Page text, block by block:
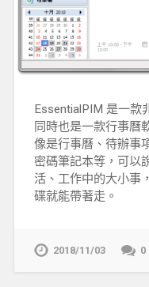
EssentialPIM 是一款
同時也是一款行事曆
像是行事曆、待辦事
密碼筆記本等，可以
活、工作中的大小事
碟就能帶著走。
2018/11/03 0